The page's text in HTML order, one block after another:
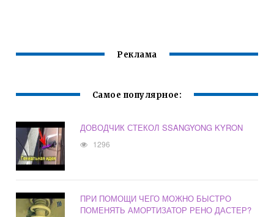
Реклама
Самое популярное:
ДОВОДЧИК СТЕКОЛ SSANGYONG KYRON
1296
ПРИ ПОМОЩИ ЧЕГО МОЖНО БЫСТРО
ПОМЕНЯТЬ АМОРТИЗАТОР РЕНО ДАСТЕР?